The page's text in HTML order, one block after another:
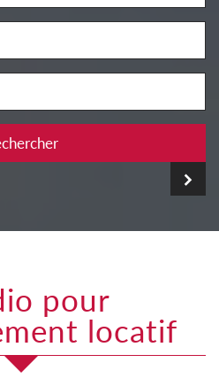
locatif